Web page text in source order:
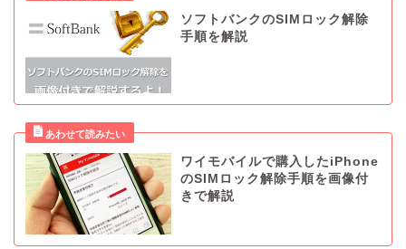
ソフトバンクのSIMロック解除
手順を解説
ワイモバイルで購入したiPhone
のSIMロック解除手順を画像付
きで解説